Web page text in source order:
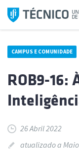
Saltar
para
CAMPUS E COMUNIDADE
ROB9-16:
26 Abril 2022
atualizado a